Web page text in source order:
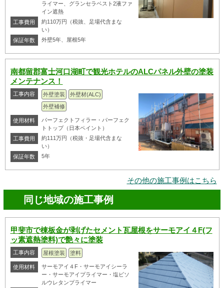
ライマー、グランセラベスト2液ファ
イン遮熱
工事費用
約110万円（税抜、足場代含まな
い）
保証年数
外壁5年、屋根5年
南都留郡富士河口湖町で観光ホテルのALCパネル外壁の塗装
メンテナンス！
工事内容 外壁塗装
外壁材(ALC)
外壁補修
使用材料
パーフェクトフィラー・パーフェク
トトップ（日本ペイント）
工事費用
約111万円（税抜・足場代含まな
い）
保証年数
5年
その他の施工事例はこちら
同じ地域の施工事例
甲斐市で棟板金が剥げたセメント瓦屋根をサーモアイ４F(フ
ッ素遮熱塗料)で艶々に塗装
工事内容 屋根塗装 塗料
使用材料
サーモアイ４F・サーモアイシーラ
ー・サーモアイプライマー・塩ビソ
ルウレタンプライマー